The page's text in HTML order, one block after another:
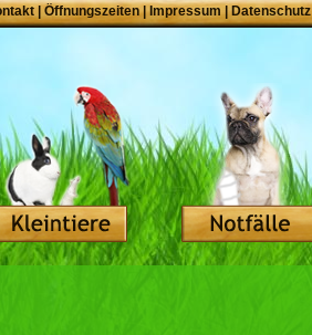
Öffnungszeiten| Impressum|Datenschutz